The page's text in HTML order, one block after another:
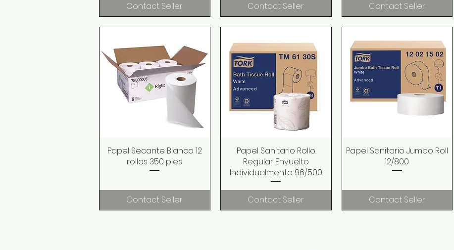
Contact Seller Contact Seller Contact Seller
Quick View
Papel Secante Blanco 12
rollos 350 pies
Contact Seller
Quick View
Papel Sanitario Rollo
Regular Envuelto
Individualmente 96/500
Contact Seller
Quick View
Papel Sanitario Jumbo Roll
12/800
Contact Seller